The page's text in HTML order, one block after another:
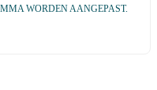
WORDEN AANGEPAST.